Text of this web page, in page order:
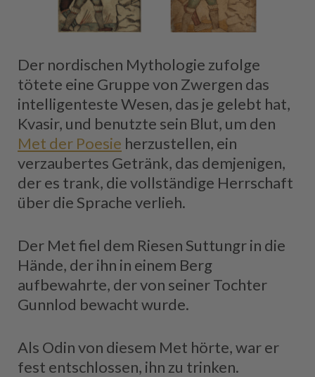
Der nordischen Mythologie zufolge
tötete eine Gruppe von Zwergen das
intelligenteste Wesen, das je gelebt hat,
Kvasir, und benutzte sein Blut, um den
Met der Poesie herzustellen, ein
verzaubertes Getränk, das demjenigen,
der es trank, die vollständige Herrschaft
über die Sprache verlieh.
Der Met fiel dem Riesen Suttungr in die
Hände, der ihn in einem Berg
aufbewahrte, der von seiner Tochter
Gunnlod bewacht wurde.
Als Odin von diesem Met hörte, war er
fest entschlossen, ihn zu trinken.